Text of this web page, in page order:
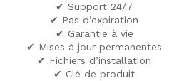
✔ Support 24/7
✔ Pas d’expiration
✔ Garantie à vie
✔ Mises à jour permanentes
✔ Fichiers d’installation
✔ Clé de produit